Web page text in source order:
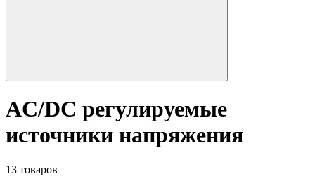
AC/DC регулируемые
источники напряжения
13 товаров